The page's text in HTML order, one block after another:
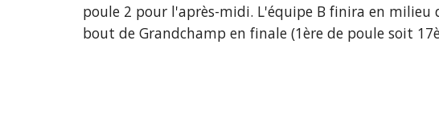
poule 2 pour l'après-midi. L'équipe B finira en milieu
bout de Grandchamp en finale (1ère de poule soit